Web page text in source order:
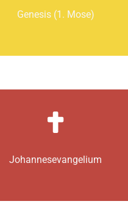
Genesis (1. Mose)
Johannes­­evangelium